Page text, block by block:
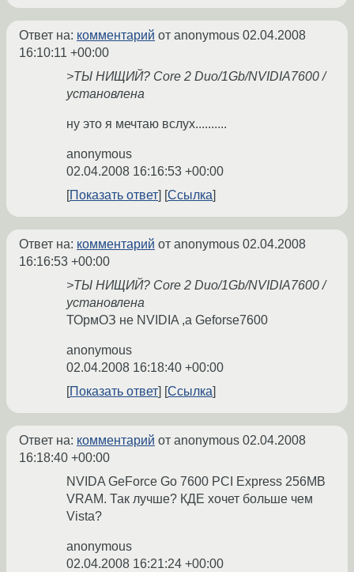
Ответ на: комментарий от anonymous 02.04.2008
16:10:11 +00:00
>ТЫ НИЩИЙ? Core 2 Duo/1Gb/NVIDIA7600 /
установлена
ну это я мечтаю вслух..........
anonymous
02.04.2008 16:16:53 +00:00
Показать ответ
Ссылка
Ответ на: комментарий от anonymous 02.04.2008
16:16:53 +00:00
>ТЫ НИЩИЙ? Core 2 Duo/1Gb/NVIDIA7600 /
установлена
ТОрмОЗ не NVIDIA ,а Geforse7600
anonymous
02.04.2008 16:18:40 +00:00
Показать ответ
Ссылка
Ответ на: комментарий от anonymous 02.04.2008
16:18:40 +00:00
NVIDA GeForce Go 7600 PCI Express 256MB
VRAM. Так лучше? КДЕ хочет больше чем
Vista?
anonymous
02.04.2008 16:21:24 +00:00